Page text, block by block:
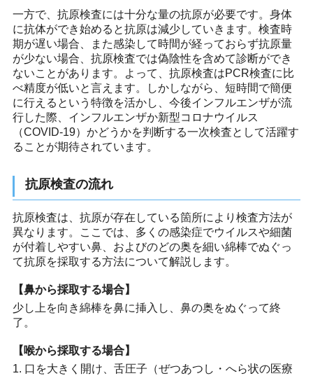
一方で、抗原検査には十分な量の抗原が必要です。身体
に抗体ができ始めると抗原は減少していきます。検査時
期が遅い場合、また感染して時間が経っておらず抗原量
が少ない場合、抗原検査では偽陰性を含めて診断ができ
ないことがあります。よって、抗原検査はPCR検査に比
べ精度が低いと言えます。しかしながら、短時間で簡便
に行えるという特徴を活かし、今後インフルエンザが流
行した際、インフルエンザか新型コロナウイルス
（COVID-19）かどうかを判断する一次検査として活躍す
ることが期待されています。
抗原検査の流れ
抗原検査は、抗原が存在している箇所により検査方法が
異なります。ここでは、多くの感染症でウイルスや細菌
が付着しやすい鼻、およびのどの奥を細い綿棒でぬぐっ
て抗原を採取する方法について解説します。
【鼻から採取する場合】
少し上を向き綿棒を鼻に挿入し、鼻の奥をぬぐって終
了。
【喉から採取する場合】
1. 口を大きく開け、舌圧子（ぜつあつし・へら状の医療